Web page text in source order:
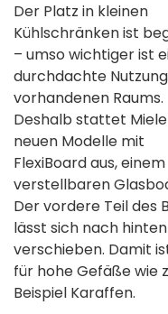
Der Platz in kleinen
Kühlschränken ist
– umso wichtiger ist
durchdachte
vorhandenen Raums.
Deshalb stattet
neuen Modelle mit
FlexiBoard aus, einem
verstellbaren
Der vordere Teil des
lässt sich nach hinten
verschieben. Damit
für hohe Gefäße wie
Beispiel Karaffen.